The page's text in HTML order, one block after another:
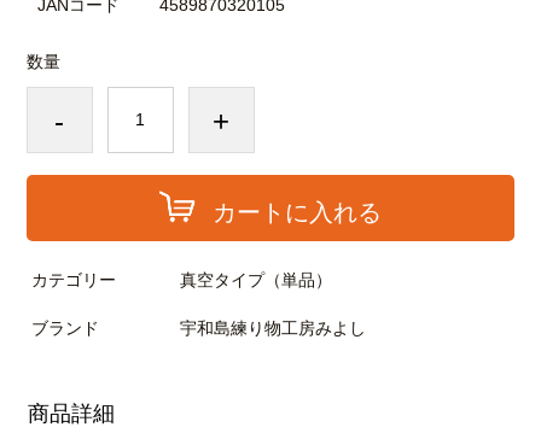
JANコード 4589870320105
数量
- +
カートに入れる
カテゴリー 真空タイプ（単品）
ブランド 宇和島練り物工房みよし
商品詳細